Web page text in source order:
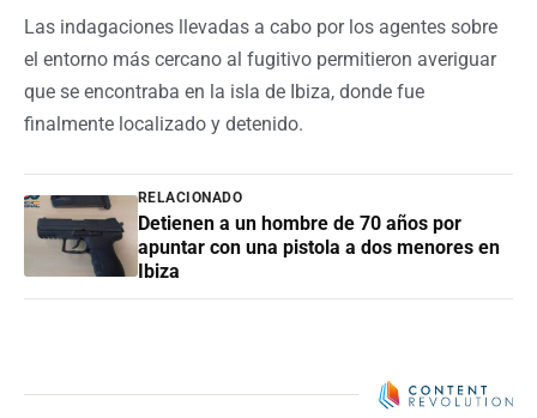
Las indagaciones llevadas a cabo por los agentes sobre
el entorno más cercano al fugitivo permitieron averiguar
que se encontraba en la isla de Ibiza, donde fue
finalmente localizado y detenido.
RELACIONADO
Detienen a un hombre de 70 años por
apuntar con una pistola a dos menores en
Ibiza